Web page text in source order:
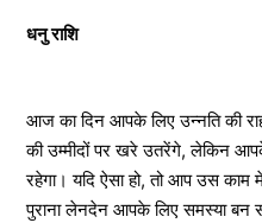
धनु राशि
आज का दिन आपके लिए उन्नति की
की उम्मीदों पर खरे उतरेंगे, लेकिन
रहेगा। यदि ऐसा हो, तो आप उस
पुराना लेनदेन आपके लिए समस्या